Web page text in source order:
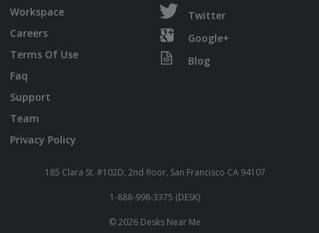
Workspace
Careers
Terms Of Use
Faq
Support
Team
Privacy Policy
Twitter
Google+
Blog
185 Clara St. #102D, 2nd floor, San Francisco CA 94107
1-888-998-3375 (DESK)
© 2026 Desks Near Me